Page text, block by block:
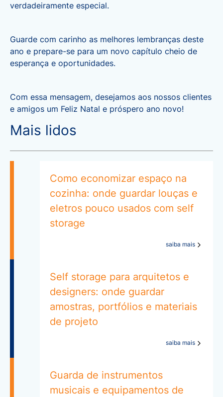
verdadeiramente especial.
Guarde com carinho as melhores lembranças deste
ano e prepare-se para um novo capítulo cheio de
esperança e oportunidades.
Com essa mensagem, desejamos aos nossos clientes
e amigos um Feliz Natal e próspero ano novo!
Mais lidos
Como economizar espaço na
cozinha: onde guardar louças e
eletros pouco usados com self
storage
saiba mais
Self storage para arquitetos e
designers: onde guardar
amostras, portfólios e materiais
de projeto
saiba mais
Guarda de instrumentos
musicais e equipamentos de